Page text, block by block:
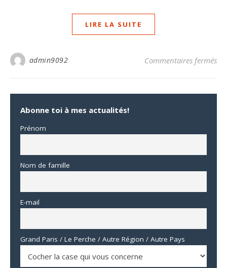
LIRE LA SUITE
admin9092 Commentaires fermés
Abonne toi à mes actualités!
Prénom
Nom de famille
E-mail
Grand Paris / Le Perche / Autre Région / Autre Pays